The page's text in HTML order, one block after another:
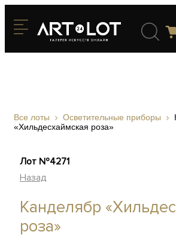
Все лоты Осветительные приборы
«Хильдесхаймская роза»
Лот №4271
Назад
Канделябр
роза»